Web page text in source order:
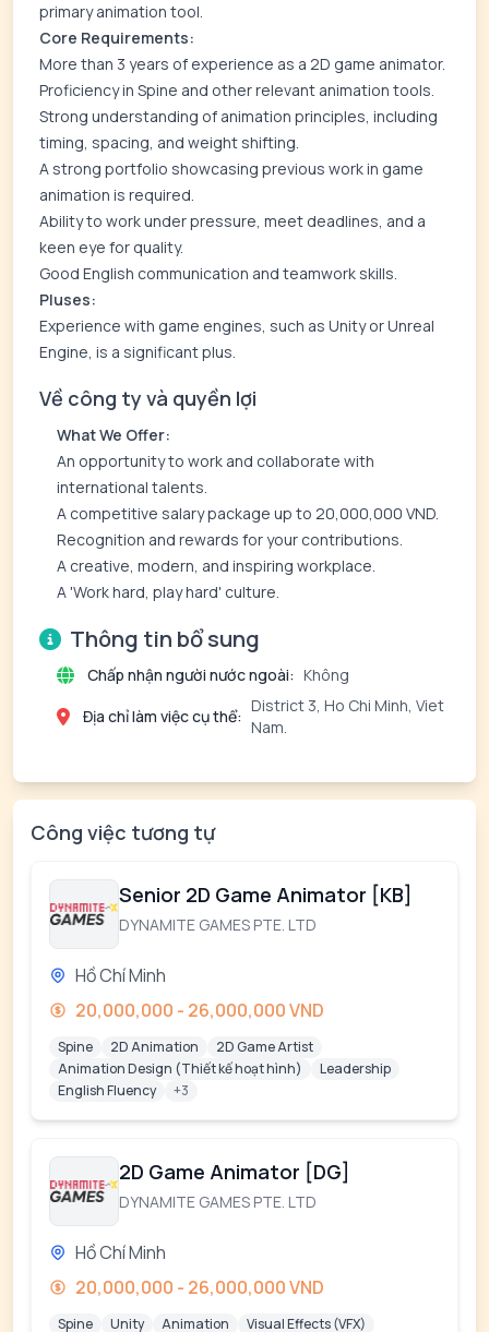
primary animation tool.
Core Requirements:
More than 3 years of experience as a 2D game animator.
Proficiency in Spine and other relevant animation tools.
Strong understanding of animation principles, including
timing, spacing, and weight shifting.
A strong portfolio showcasing previous work in game
animation is required.
Ability to work under pressure, meet deadlines, and a
keen eye for quality.
Good English communication and teamwork skills.
Pluses:
Experience with game engines, such as Unity or Unreal
Engine, is a significant plus.
Về công ty và quyền lợi
What We Offer:
An opportunity to work and collaborate with
international talents.
A competitive salary package up to 20,000,000 VND.
Recognition and rewards for your contributions.
A creative, modern, and inspiring workplace.
A 'Work hard, play hard' culture.
Thông tin bổ sung
Chấp nhận người nước ngoài: Không
Địa chỉ làm việc cụ thể:
District 3, Ho Chi Minh, Viet
Nam.
Công việc tương tự
Senior 2D Game Animator [KB]
DYNAMITE GAMES PTE. LTD
Hồ Chí Minh
20,000,000 - 26,000,000 VND
Spine 2D Animation
2D Game Artist
Animation Design (Thiết kế hoạt hình)
Leadership
English Fluency
+3
2D Game Animator [DG]
DYNAMITE GAMES PTE. LTD
Hồ Chí Minh
20,000,000 - 26,000,000 VND
Spine Unity Animation Visual Effects (VFX)